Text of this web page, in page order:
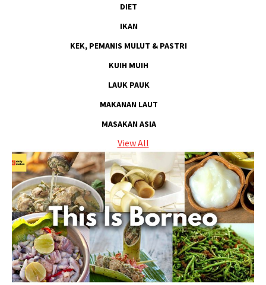
DIET
IKAN
KEK, PEMANIS MULUT & PASTRI
KUIH MUIH
LAUK PAUK
MAKANAN LAUT
MASAKAN ASIA
View All